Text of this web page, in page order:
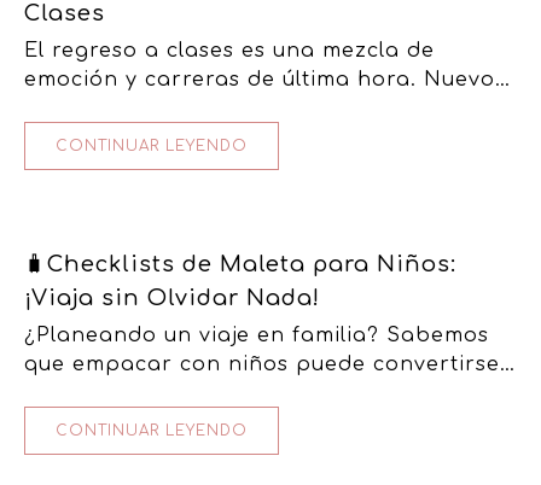
Clases
El regreso a clases es una mezcla de
emoción y carreras de última hora. Nuevos
listas… y esa lista interminable de…
CONTINUAR LEYENDO
🧳Checklists de Maleta para Niños:
¡Viaja sin Olvidar Nada!
¿Planeando un viaje en familia? Sabemos
que empacar con niños puede convertirse
juguetes, snacks y ropa, ¡es muy fácil…
CONTINUAR LEYENDO